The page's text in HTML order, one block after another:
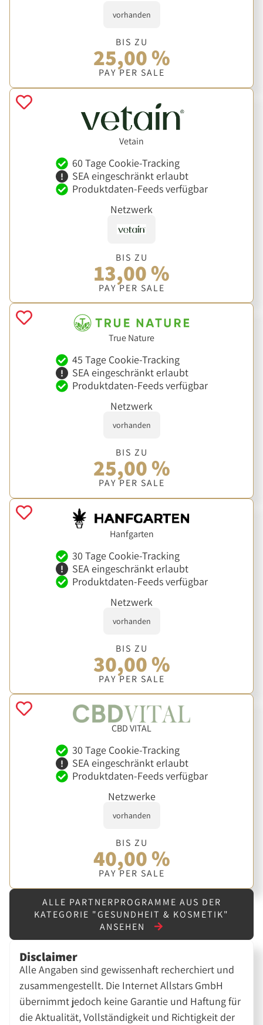
vorhanden
BIS ZU
25,00 %
PAY PER SALE
Vetain
60 Tage Cookie-Tracking
SEA eingeschränkt erlaubt
Produktdaten-Feeds verfügbar
Netzwerk
BIS ZU
13,00 %
PAY PER SALE
True Nature
45 Tage Cookie-Tracking
SEA eingeschränkt erlaubt
Produktdaten-Feeds verfügbar
Netzwerk
vorhanden
BIS ZU
25,00 %
PAY PER SALE
Hanfgarten
30 Tage Cookie-Tracking
SEA eingeschränkt erlaubt
Produktdaten-Feeds verfügbar
Netzwerk
vorhanden
BIS ZU
30,00 %
PAY PER SALE
CBD VITAL
30 Tage Cookie-Tracking
SEA eingeschränkt erlaubt
Produktdaten-Feeds verfügbar
Netzwerke
vorhanden
BIS ZU
40,00 %
PAY PER SALE
ALLE PARTNERPROGRAMME AUS DER
KATEGORIE "GESUNDHEIT & KOSMETIK"
ANSEHEN
Disclaimer
Alle Angaben sind gewissenhaft recherchiert und
zusammengestellt. Die Internet Allstars GmbH
übernimmt jedoch keine Garantie und Haftung für
die Aktualität, Vollständigkeit und Richtigkeit der